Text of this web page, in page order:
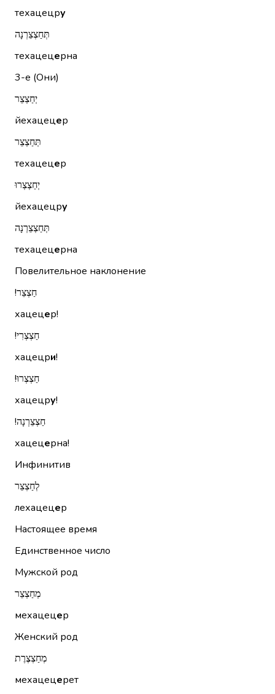
техацецру
תְּחַצְצֵרְנָה
техацецерна
3-е (Они)
יְחַצְצֵר
йехацецер
תְּחַצְצֵר
техацецер
יְחַצְצְרוּ
йехацецру
תְּחַצְצֵרְנָה
техацецерна
Повелительное наклонение
חַצְצֵר!‏
хацецер!
חַצְצְרִי!‏
хацецри!
חַצְצְרוּ!‏
хацецру!
חַצְצֵרְנָה!‏
хацецерна!
Инфинитив
לְחַצְצֵר
лехацецер
Настоящее время
Единственное число
Мужской род
מְחַצְצֵר
мехацецер
Женский род
מְחַצְצֶרֶת
мехацецерет